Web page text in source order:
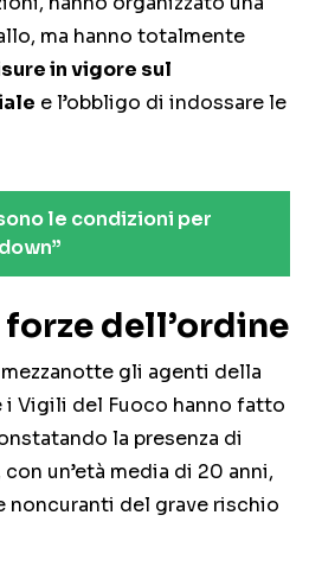
ma hanno totalmente
in vigore sul
e l’obbligo di indossare le
le condizioni per
dell’ordine
gli agenti della
i Vigili del Fuoco hanno fatto
la presenza di
un’età media di 20 anni,
noncuranti del grave rischio